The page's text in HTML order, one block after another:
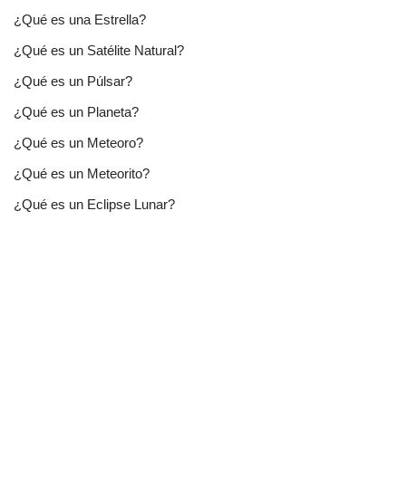
¿Qué es una Estrella?
¿Qué es un Satélite Natural?
¿Qué es un Púlsar?
¿Qué es un Planeta?
¿Qué es un Meteoro?
¿Qué es un Meteorito?
¿Qué es un Eclipse Lunar?